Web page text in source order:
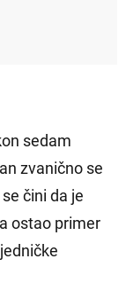
sedam
zvanično se
čini da je
ostao primer